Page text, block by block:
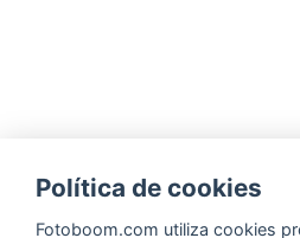
Política de cookies
Fotoboom.com utiliza cookies